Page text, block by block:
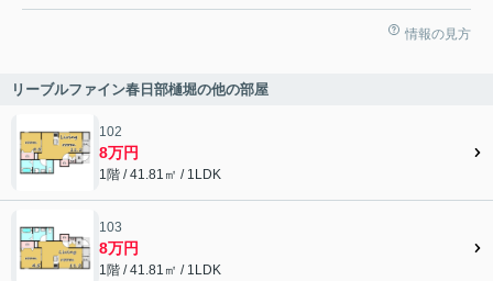
情報の見方
リーブルファイン春日部樋堀の他の部屋
102
8万円
1階 / 41.81㎡ / 1LDK
103
8万円
1階 / 41.81㎡ / 1LDK